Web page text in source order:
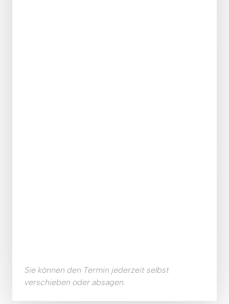
Sie können den Termin jederzeit selbst
verschieben oder absagen.